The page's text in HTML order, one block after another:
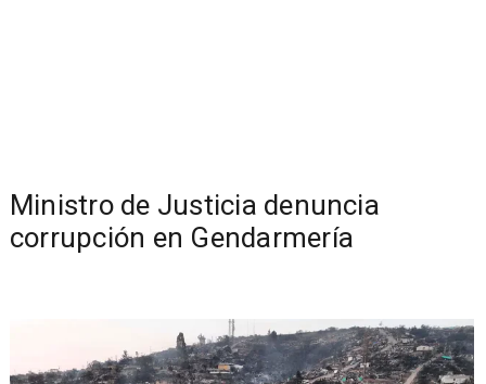
Ministro de Justicia denuncia
corrupción en Gendarmería